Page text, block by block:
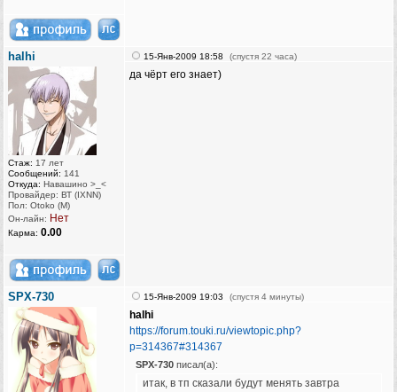
halhi
Стаж: 17 лет
Сообщений: 141
Откуда: Навашино >_<
Провайдер: ВТ (IXNN)
Пол: Otoko (M)
Он-лайн: Нет
Карма: 0.00
15-Янв-2009 18:58 (спустя 22 часа)
да чёрт его знает)
SPX-730 15-Янв-2009 19:03 (спустя 4 минуты)
halhi
https://forum.touki.ru/viewtopic.php?
p=314367#314367
SPX-730 писал(а):
итак, в тп сказали будут менять завтра